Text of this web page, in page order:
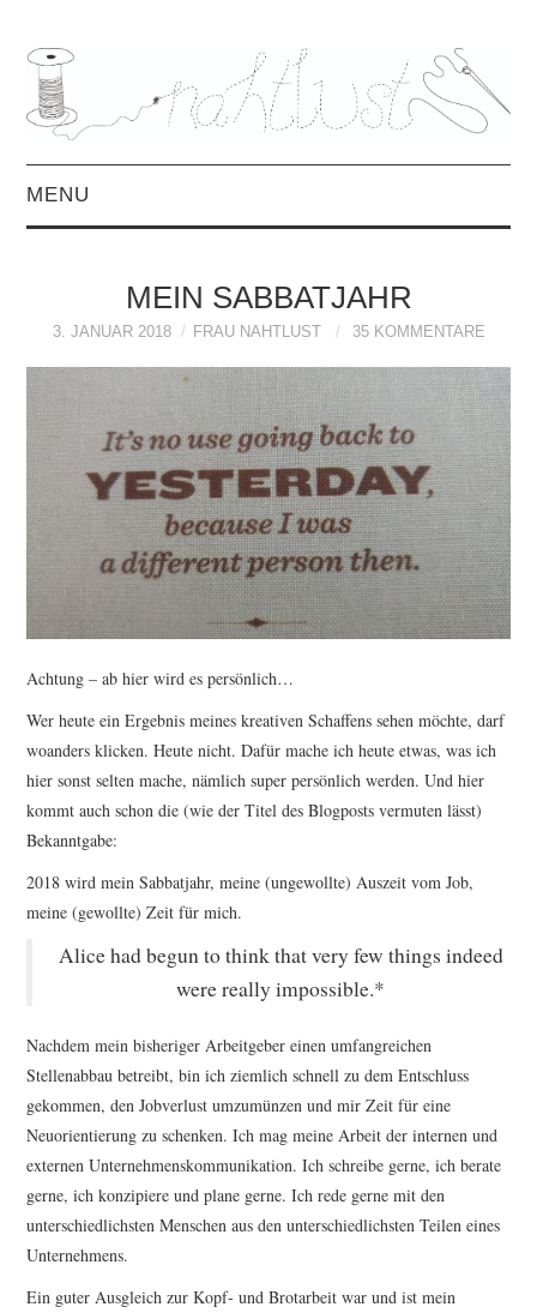
MENU
MITTWOCHSMIX &
INTERVIEWS
FREEBOOKS &
TUTORIALS
WORKSHOPS
PAPIERLIEBE AM
MONTAG
IMPRESSUM
MEIN SABBATJAHR
3. JANUAR 2018 FRAU NAHTLUST 35 KOMMENTARE
Achtung – ab hier wird es persönlich…
Wer heute ein Ergebnis meines kreativen Schaffens sehen möchte, darf
woanders klicken. Heute nicht. Dafür mache ich heute etwas, was ich
hier sonst selten mache, nämlich super persönlich werden. Und hier
kommt auch schon die (wie der Titel des Blogposts vermuten lässt)
Bekanntgabe:
2018 wird mein Sabbatjahr, meine (ungewollte) Auszeit vom Job,
meine (gewollte) Zeit für mich.
Alice had begun to think that very few things indeed
were really impossible.*
Nachdem mein bisheriger Arbeitgeber einen umfangreichen
Stellenabbau betreibt, bin ich ziemlich schnell zu dem Entschluss
gekommen, den Jobverlust umzumünzen und mir Zeit für eine
Neuorientierung zu schenken. Ich mag meine Arbeit der internen und
externen Unternehmenskommunikation. Ich schreibe gerne, ich berate
gerne, ich konzipiere und plane gerne. Ich rede gerne mit den
unterschiedlichsten Menschen aus den unterschiedlichsten Teilen eines
Unternehmens.
Ein guter Ausgleich zur Kopf- und Brotarbeit war und ist mein